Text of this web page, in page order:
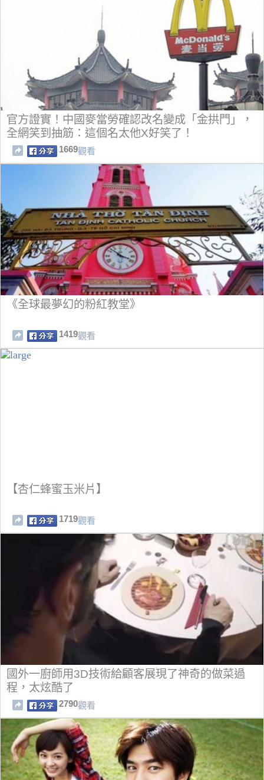
官方證實！中國麥當勞確認改名變成「金拱門」，
全網笑到抽筋：這個名太他X好笑了！
1669觀看
《全球最夢幻的粉紅教堂》
1419觀看
【杏仁蜂蜜玉米片】
1719觀看
國外一廚師用3D技術給顧客展現了神奇的做菜過
程，太炫酷了
2790觀看